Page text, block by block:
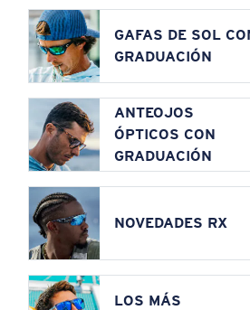
GAFAS DE SOL
GRADUACIÓN
ANTEOJOS
ÓPTICOS CON
GRADUACIÓN
NOVEDADES RX
LOS MÁS